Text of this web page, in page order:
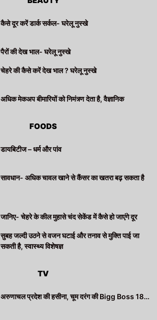
कैसे दूर करें डार्क सर्कल- घरेलू नुस्खे
पैरों की देख भाल- घरेलू नुस्खे
चेहरे की कैसे करें देख भाल ? घरेलू नुस्खे
अधिक मेकअप बीमारियों को निमंत्र्ण देता है, वैज्ञानिक
FOODS
डायबिटीज – धर्म और पांव
सावधान- अधिक चावल खाने से कैंसर का खतरा बढ़ सकता है
जानिए- चेहरे के कील मुहासे चंद सेकेंड में कैसे हो जाएंगे दूर
सुबह जल्दी उठने से वजन घटाई और तनाव से मुक्ति पाई जा
सकती है, स्वास्थ्य विशेषज्ञ
TV
अरुणाचल प्रदेश की हसीना, चूम दरंग की Bigg Boss 18…